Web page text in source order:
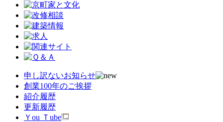
申し訳ないお知らせ
創業100年のご挨拶
紹介履歴
更新履歴
Ｙou Ｔube